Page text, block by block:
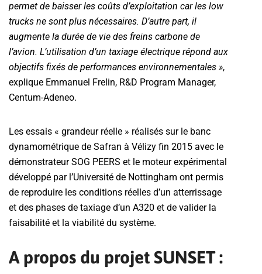
permet de baisser les coûts d’exploitation car les low
trucks ne sont plus nécessaires. D’autre part, il
augmente la durée de vie des freins carbone de
l’avion. L’utilisation d’un taxiage électrique répond aux
objectifs fixés de performances environnementales »,
explique Emmanuel Frelin, R&D Program Manager,
Centum-Adeneo.
Les essais « grandeur réelle » réalisés sur le banc
dynamométrique de Safran à Vélizy fin 2015 avec le
démonstrateur SOG PEERS et le moteur expérimental
développé par l’Université de Nottingham ont permis
de reproduire les conditions réelles d’un atterrissage
et des phases de taxiage d’un A320 et de valider la
faisabilité et la viabilité du système.
A propos du projet SUNSET :